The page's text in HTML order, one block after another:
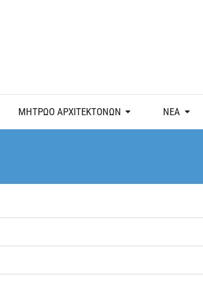
ΜΗΤΡΩΟ ΑΡΧΙΤΕΚΤΟΝΩΝ ΝΕΑ